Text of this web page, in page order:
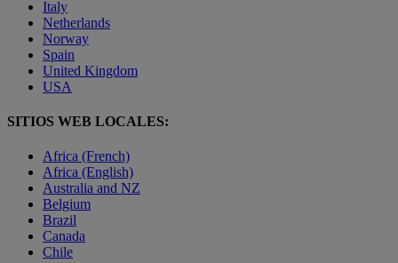
Italy
Netherlands
Norway
Spain
United Kingdom
USA
SITIOS WEB LOCALES:
Africa (French)
Africa (English)
Australia and NZ
Belgium
Brazil
Canada
Chile